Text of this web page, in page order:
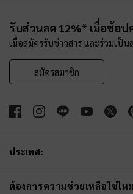
รับส่วนลด 12%* เมื่อช้อป
เมื่อสมัครรับข่าวสาร และร่วมเป็น
สมัครสมาชิก
ประเทศ:
ต้องการความช่วยเหลือใช่ไห